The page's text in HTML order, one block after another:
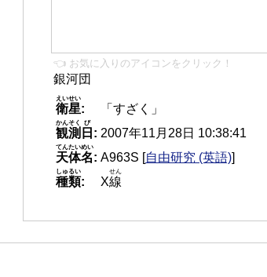
👈 お気に入りのアイコンをクリック！
銀河団
衛星
えいせい
:
「すざく」
観測
かんそく
日
び
: 2007年11月28日 10:38:41
天体名
てんたいめい
: A963S [自由研究 (英語)]
種類
しゅるい
: X線
せん